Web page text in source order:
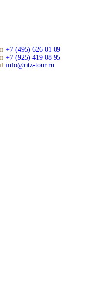
+7 (495) 626 01 09
+7 (925) 419 08 95
info@ritz-tour.ru